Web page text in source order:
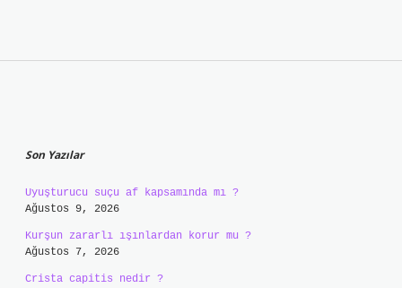
Son Yazılar
Uyuşturucu suçu af kapsamında mı ?
Ağustos 9, 2026
Kurşun zararlı ışınlardan korur mu ?
Ağustos 7, 2026
Crista capitis nedir ?